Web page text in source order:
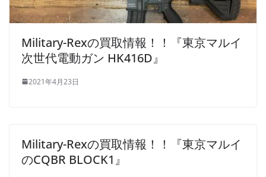
Military-Rexの買取情報！！『東京マルイ
次世代電動ガン HK416D』
2021年4月23日
Military-Rexの買取情報！！『東京マルイ
のCQBR BLOCK1』